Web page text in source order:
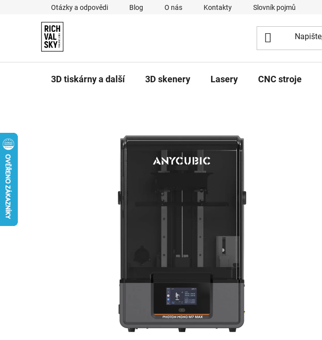
Otázky a odpovědi Blog O nás Kontakty Slovník pojmů
3D tiskárny a další 3D skenery Lasery CNC stroje